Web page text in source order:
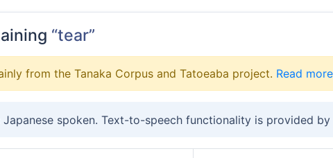
“tear”
from the Tanaka Corpus and Tatoeaba project. Read more
spoken. Text-to-speech functionality is provided by